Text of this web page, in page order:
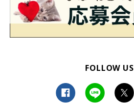
FOLLOW US